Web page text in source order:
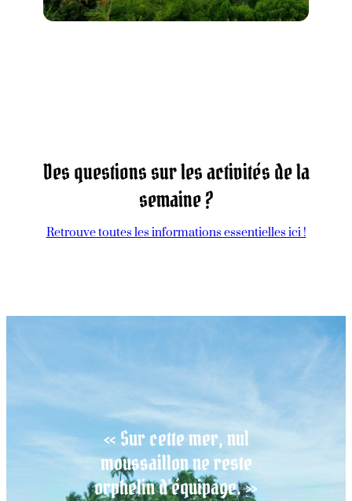
Des questions sur les activités de la
semaine ?
Retrouve toutes les informations essentielles ici !
« Sur cette mer, nul
moussaillon ne reste
orphelin d’équipage. »